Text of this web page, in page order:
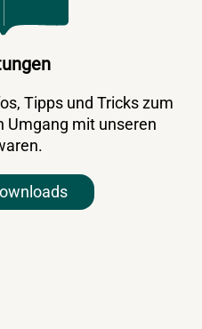
Tipps und Tricks zum
Umgang mit unseren